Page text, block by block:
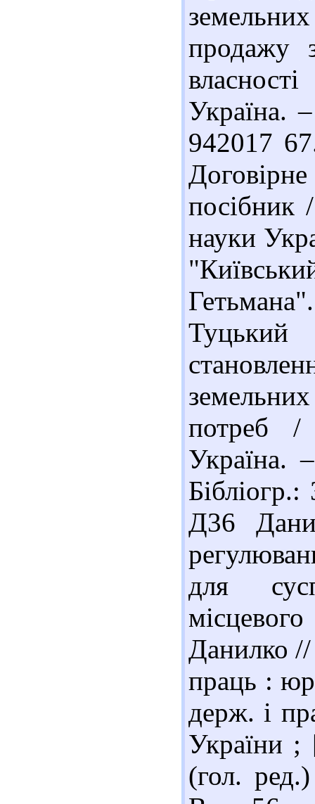
продажу
Україна.
942017
посібник
науки
Туцький
потреб
Д36
для
Данилко //
праць :
держ. і
України
(гол.